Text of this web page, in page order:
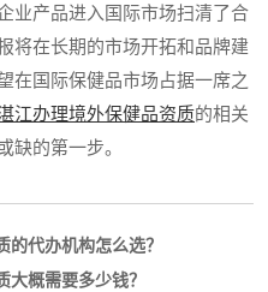
业产品进入国际市场扫清了合
将在长期的市场开拓和品牌建
在国际保健品市场占据一席之
江办理境外保健品资质的相关
缺的第一步。
代办机构怎么选？
概需要多少钱？